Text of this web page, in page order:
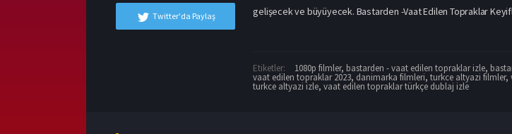
Twitter'da Paylaş
gelişecek ve büyüyecek. Bastarden -Vaat Edilen Topraklar
Etiketler: 1080p filmler, bastarden - vaat edilen topraklar izle,
vaat edilen topraklar 2023, danimarka filmleri,turkce altyazi filmler,
turkce altyazi izle,vaat edilen topraklar türkçe dublaj izle